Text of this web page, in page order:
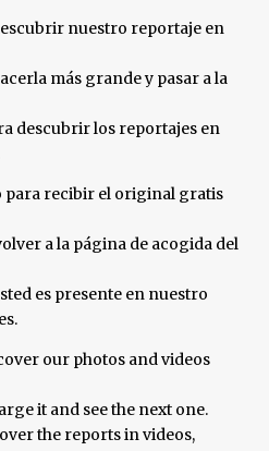
nuestro reportaje en
más grande y pasar a la
descubrir los reportajes en
para recibir el original gratis
a la página de acogida del
es presente en nuestro
our photos and videos
it and see the next one.
the reports in videos,